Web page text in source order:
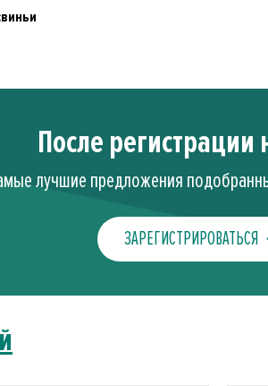
После регистрации
лучшие предложения
ЗАРЕГИСТРИРОВАТЬСЯ